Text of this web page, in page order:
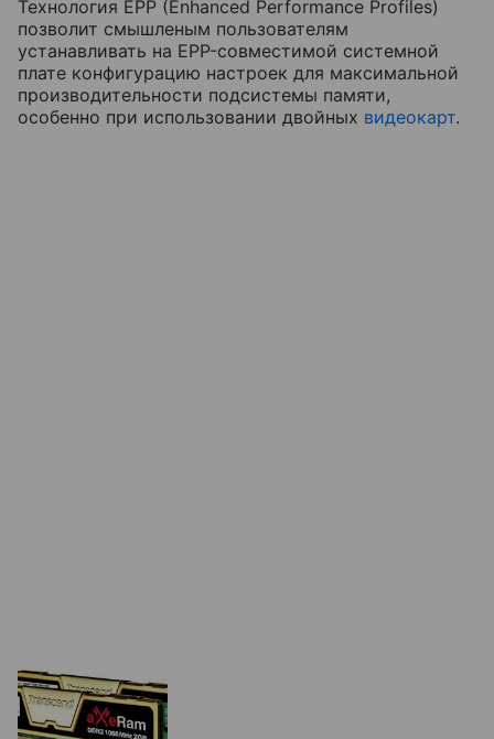
Технология EPP (Enhanced Performance Profiles)
позволит смышленым пользователям
устанавливать на EPP-совместимой системной
плате конфигурацию настроек для максимальной
производительности подсистемы памяти,
особенно при использовании двойных видеокарт.